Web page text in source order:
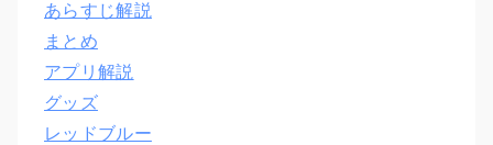
あらすじ解説
まとめ
アプリ解説
グッズ
レッドブルー